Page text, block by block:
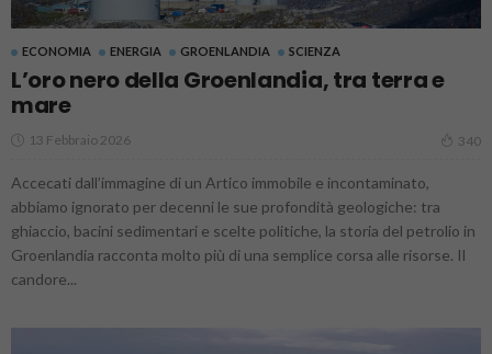
ECONOMIA ENERGIA GROENLANDIA SCIENZA
L’oro nero della Groenlandia, tra terra e
mare
13 Febbraio 2026 340
Accecati dall’immagine di un Artico immobile e incontaminato,
abbiamo ignorato per decenni le sue profondità geologiche: tra
ghiaccio, bacini sedimentari e scelte politiche, la storia del petrolio in
Groenlandia racconta molto più di una semplice corsa alle risorse. Il
candore...